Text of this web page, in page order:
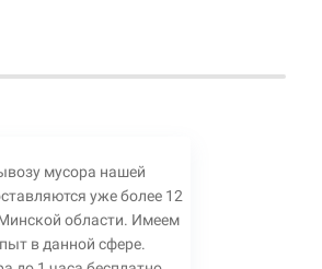
мусора нашей
уже более 12
области. Имеем
в данной сфере.